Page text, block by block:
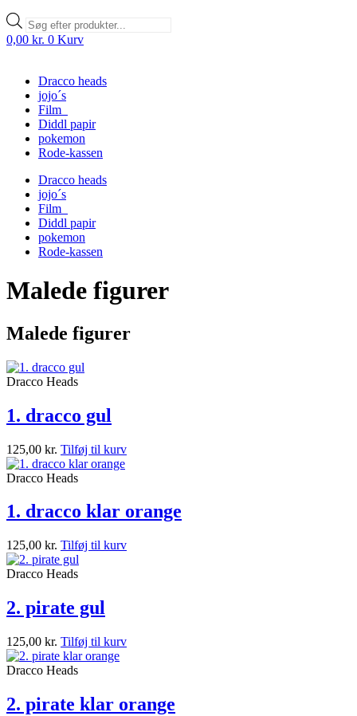
Products
search
0,00 kr. 0 Kurv
Dracco heads
jojo´s
Film
Diddl papir
pokemon
Rode-kassen
Dracco heads
jojo´s
Film
Diddl papir
pokemon
Rode-kassen
Malede figurer
Malede figurer
Dracco Heads
1. dracco gul
125,00 kr. Tilføj til kurv
Dracco Heads
1. dracco klar orange
125,00 kr. Tilføj til kurv
Dracco Heads
2. pirate gul
125,00 kr. Tilføj til kurv
Dracco Heads
2. pirate klar orange